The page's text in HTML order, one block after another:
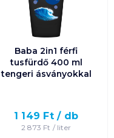
Baba 2in1 férfi
tusfürdő 400 ml
tengeri ásványokkal
1 149 Ft / db
2 873 Ft / liter